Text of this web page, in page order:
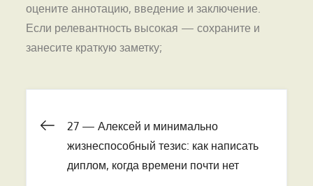
оцените аннотацию, введение и заключение.
Если релевантность высокая — сохраните и
занесите краткую заметку;
Навигация
по
27 — Алексей и минимально
жизнеспособный тезис: как написать
диплом, когда времени почти нет